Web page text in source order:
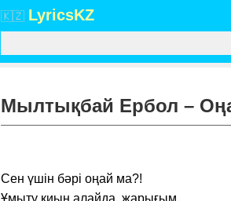
🇰🇿 LyricsKZ
Мылтықбай Ербол –
Сен үшін бәрі оңай ма?!
Ұмыту қиын алайда, жарығым.